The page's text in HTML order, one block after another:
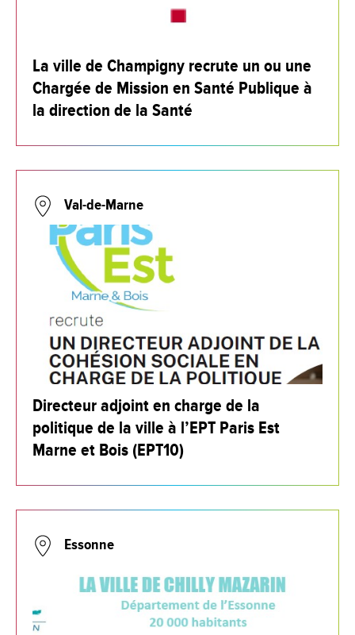
La ville de Champigny recrute un ou une
Chargée de Mission en Santé Publique à
la direction de la Santé
Val-de-Marne
Directeur adjoint en charge de la
politique de la ville à l’EPT Paris Est
Marne et Bois (EPT10)
Essonne